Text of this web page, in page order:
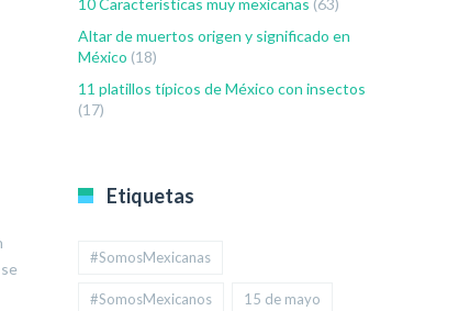
10 Características muy mexicanas (63)
Altar de muertos origen y significado en
México (18)
11 platillos típicos de México con insectos
(17)
Etiquetas
#SomosMexicanas
#SomosMexicanos 15 de mayo